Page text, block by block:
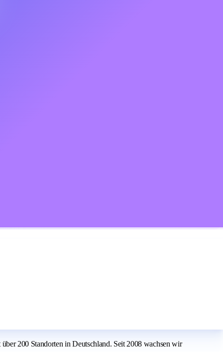
200 Standorten in Deutschland. Seit 2008 wachsen wir